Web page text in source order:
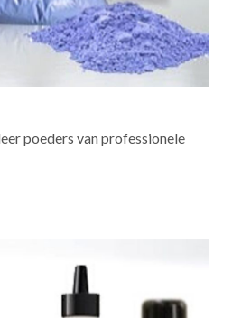
poeders van professionele